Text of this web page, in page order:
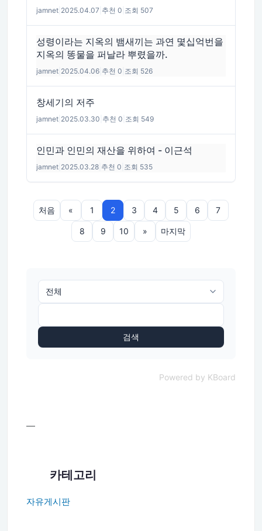
jamnet 2025.04.07 추천 0 조회 507
성령이라는 지옥의 뱀새끼는 과연 몇십억번을
지옥의 똥물을 퍼날라 뿌렸을까.
jamnet 2025.04.06 추천 0 조회 526
창세기의 저주
jamnet 2025.03.30 추천 0 조회 549
인민과 인민의 재산을 위하여 - 이근석
jamnet 2025.03.28 추천 0 조회 535
처음 « 1 2 3 4 5 6 7
8 9 10 » 마지막
검색
Powered by KBoard
—
카테고리
자유게시판